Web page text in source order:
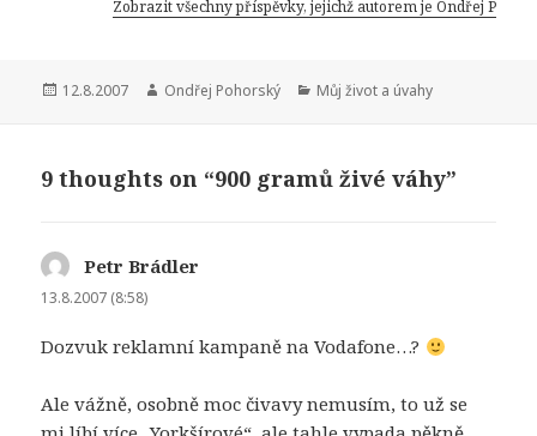
Zobrazit všechny příspěvky, jejichž autorem je Ondřej
Publikováno:
12.8.2007 Autor:
Ondřej Pohorský Rubriky:
Můj život a úvahy
9 thoughts on “900 gramů živé váhy”
Petr Brádler
13.8.2007 (8:58)
Dozvuk reklamní kampaně na Vodafone…?
Ale vážně, osobně moc čivavy nemusím, to už se